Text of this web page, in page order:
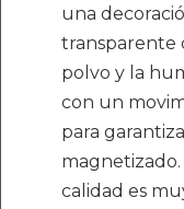
una
transparente
polvo y la
con un
para
calidad es